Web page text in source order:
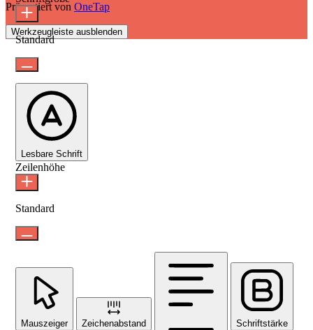
Präsentiert von OneTap
Werkzeugleiste ausblenden
Standard
Lesbare Schrift
Zeilenhöhe
Standard
Mauszeiger Zeichenabstand Schriftstärke